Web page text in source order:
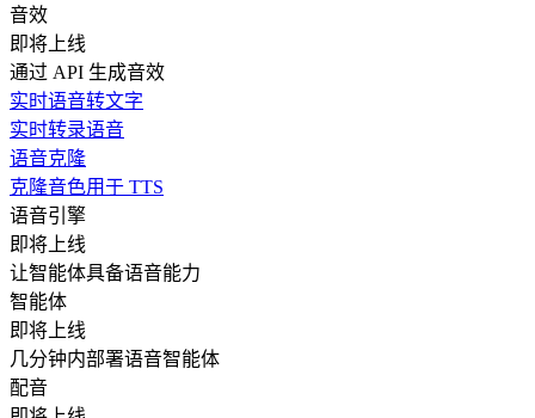
音效
即将上线
通过 API 生成音效
实时语音转文字
实时转录语音
语音克隆
克隆音色用于 TTS
语音引擎
即将上线
让智能体具备语音能力
智能体
即将上线
几分钟内部署语音智能体
配音